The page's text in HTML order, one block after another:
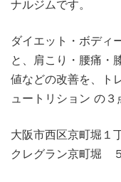
ナルジムです。
ダイエット・ボディ
と、肩こり・腰痛・
値などの改善を、ト
ュートリション の３
大阪市西区京町堀１
クレグラン京町堀